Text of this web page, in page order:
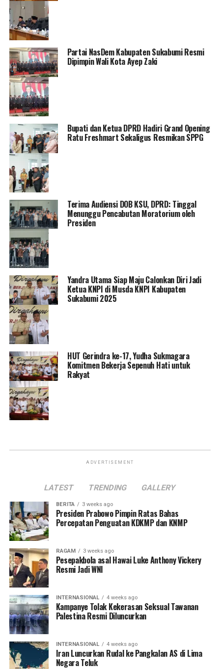
Partai NasDem Kabupaten Sukabumi Resmi
Dipimpin Wali Kota Ayep Zaki
Bupati dan Ketua DPRD Hadiri Grand Opening
Ratu Freshmart Sekaligus Resmikan SPPG
Terima Audiensi DOB KSU, DPRD: Tinggal
Menunggu Pencabutan Moratorium oleh
Presiden
Yandra Utama Siap Maju Calonkan Diri Jadi
Ketua KNPI di Musda KNPI Kabupaten
Sukabumi 2025
HUT Gerindra ke-17, Yudha Sukmagara
Komitmen Bekerja Sepenuh Hati untuk
Rakyat
ADVERTISEMENT
LATEST TRENDING GALLERY
BERITA 3 weeks ago
Presiden Prabowo Pimpin Ratas Bahas
Percepatan Penguatan KDKMP dan KNMP
RAGAM 3 weeks ago
Pesepakbola asal Hawai Luke Anthony Vickery
Resmi Jadi WNI
INTERNASIONAL 4 weeks ago
Kampanye Tolak Kekerasan Seksual Tawanan
Palestina Resmi Diluncurkan
INTERNASIONAL 4 weeks ago
Iran Luncurkan Rudal ke Pangkalan AS di Lima
Negara Teluk